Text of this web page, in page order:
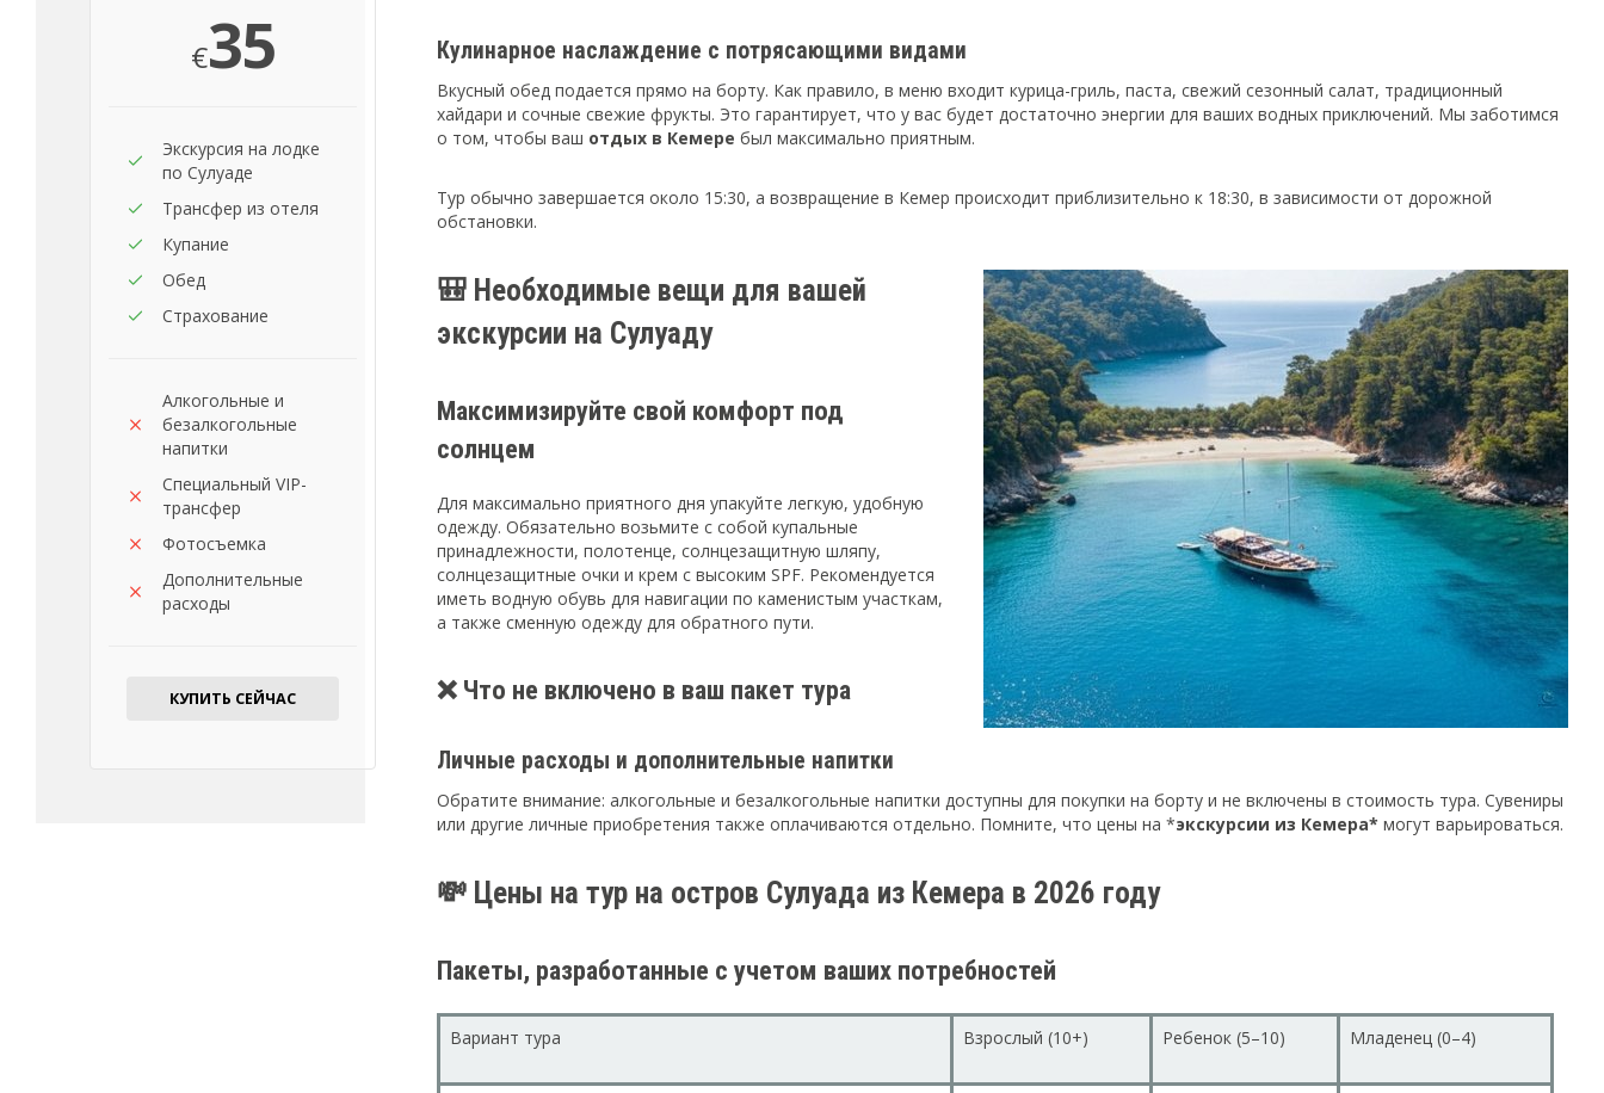
Кулинарное наслаждение с потрясающими видами
Вкусный обед подается прямо на борту. Как правило, в меню входит курица-гриль, паста, свежий сезонный салат, традиционный
хайдари и сочные свежие фрукты. Это гарантирует, что у вас будет достаточно энергии для ваших водных приключений. Мы заботимся
о том, чтобы ваш отдых в Кемере был максимально приятным.
Тур обычно завершается около 15:30, а возвращение в Кемер происходит приблизительно к 18:30, в зависимости от дорожной
обстановки.
🎒 Необходимые вещи для вашей
экскурсии на Сулуаду
Максимизируйте свой комфорт под
солнцем
Для максимально приятного дня упакуйте легкую, удобную
одежду. Обязательно возьмите с собой купальные
принадлежности, полотенце, солнцезащитную шляпу,
солнцезащитные очки и крем с высоким SPF. Рекомендуется
иметь водную обувь для навигации по каменистым участкам,
а также сменную одежду для обратного пути.
❌ Что не включено в ваш пакет тура
Личные расходы и дополнительные напитки
Обратите внимание: алкогольные и безалкогольные напитки доступны для покупки на борту и не включены в стоимость тура. Сувениры
или другие личные приобретения также оплачиваются отдельно. Помните, что цены на *экскурсии из Кемера* могут варьироваться.
💸 Цены на тур на остров Сулуада из Кемера в 2026 году
Пакеты, разработанные с учетом ваших потребностей
Вариант тура Взрослый (10+) Ребенок (5–10) Младенец (0–4)
€35
Экскурсия на лодке
по Сулуаде
Трансфер из отеля
Купание
Обед
Страхование
Алкогольные и
безалкогольные
напитки
Специальный VIP-
трансфер
Фотосъемка
Дополнительные
расходы
КУПИТЬ СЕЙЧАС